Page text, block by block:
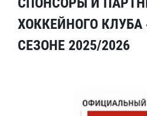
ХОККЕЙНОГО КЛУБА
СЕЗОНЕ 2025/2026